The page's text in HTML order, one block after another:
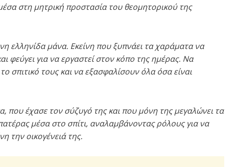
στη μητρική προστασία του θεομητορικού της
ελληνίδα μάνα. Εκείνη που ξυπνάει τα χαράματα να
φεύγει για να εργαστεί στον κόπο της ημέρας. Να
σπιτικό τους και να εξασφαλίσουν όλα όσα είναι
που έχασε τον σύζυγό της και που μόνη της μεγαλώνει τα
μέσα στο σπίτι, αναλαμβάνοντας ρόλους για να
την οικογένειά της.